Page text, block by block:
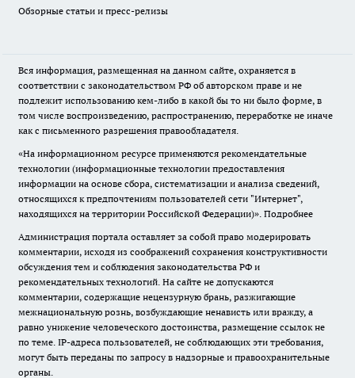
Обзорные статьи и пресс-релизы
Вся информация, размещенная на данном сайте, охраняется в
соответствии с законодательством РФ об авторском праве и не
подлежит использованию кем-либо в какой бы то ни было форме, в
том числе воспроизведению, распространению, переработке не иначе
как с письменного разрешения правообладателя.
«На информационном ресурсе применяются рекомендательные
технологии (информационные технологии предоставления
информации на основе сбора, систематизации и анализа сведений,
относящихся к предпочтениям пользователей сети "Интернет",
находящихся на территории Российской Федерации)». Подробнее
Администрация портала оставляет за собой право модерировать
комментарии, исходя из соображений сохранения конструктивности
обсуждения тем и соблюдения законодательства РФ и
рекомендательных технологий. На сайте не допускаются
комментарии, содержащие нецензурную брань, разжигающие
межнациональную рознь, возбуждающие ненависть или вражду, а
равно унижение человеческого достоинства, размещение ссылок не
по теме. IP-адреса пользователей, не соблюдающих эти требования,
могут быть переданы по запросу в надзорные и правоохранительные
органы.